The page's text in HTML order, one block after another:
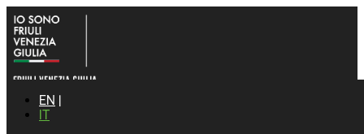
EN
IT